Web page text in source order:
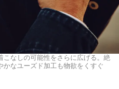
なしの可能性をさらに広げる。絶
なユーズド加工も物欲をくすぐ